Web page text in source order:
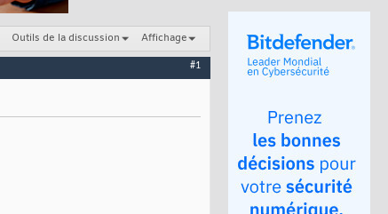
Outils de la discussion Affichage
#1